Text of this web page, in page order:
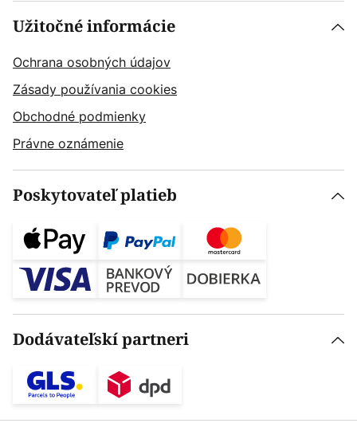
Užitočné informácie
Ochrana osobných údajov
Zásady používania cookies
Obchodné podmienky
Právne oznámenie
Poskytovateľ platieb
Dodávateľskí partneri